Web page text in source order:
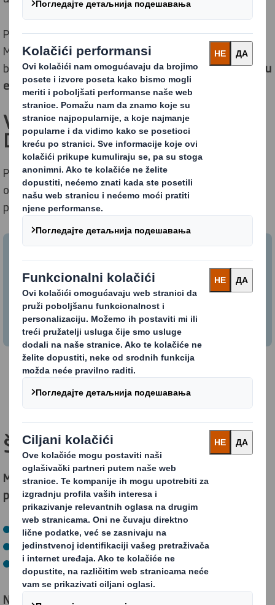
Pogledajte ovaj video u kojem je objašnjena naša
Metrika Cirkularnog Dizajna i kako je koristimo kako
bismo dizajnirali ambalažu koja je pogodna zacirkularnu
ekonomiju.
Vodič kroz Metriku Cirkularnog
Dizajna
Preuzmite ovaj informativni vodič za sveobuhvatno
objašnjenje Metrike Cirkularnog Dizajna, njenih
prednosti i primenjenih studija slučaja.
Vodič kroz Metriku Cirkularnog
Dizajna
Preuzmite informativni vodič.
PREUZMITE VODIČ
Šta to znači za vas?
Metrika Cirkularnog Dizajna će vam omogućiti da
poboljšate performanse održivosti ambalaže kroz:
Smanjenje otpada i zagađenja
Držanje materijala i proizvoda u upotrebi duže
Obnavljanje prirodnih sistema.
Nema potrebe da pravite kompromise u pogledu: